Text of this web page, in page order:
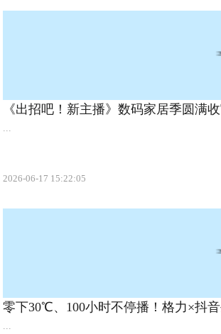
《出招吧！新主播》数码家居季圆满
活“家”
...
2026-06-17 15:22:05
零下30℃、100小时不停播！格力×抖
...